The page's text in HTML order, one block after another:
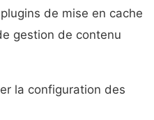
de mise en cache
gestion de contenu
la configuration des